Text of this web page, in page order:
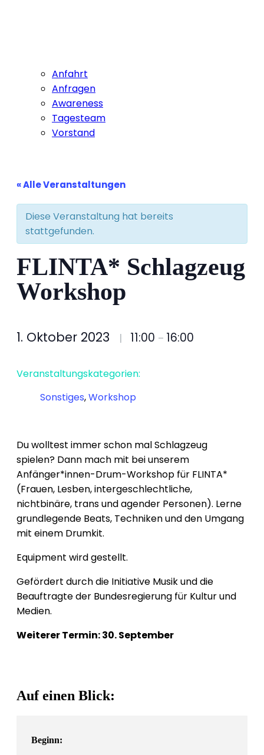
Anfahrt
Anfragen
Awareness
Tagesteam
Vorstand
« Alle Veranstaltungen
Diese Veranstaltung hat bereits
stattgefunden.
FLINTA* Schlagzeug
Workshop
1. Oktober 2023 11:00 – 16:00
Veranstaltungskategorien:
Sonstiges,Workshop
Du wolltest immer schon mal Schlagzeug
spielen? Dann mach mit bei unserem
Anfänger*innen-Drum-Workshop für FLINTA*
(Frauen, Lesben, intergeschlechtliche,
nichtbinäre, trans und agender Personen). Lerne
grundlegende Beats, Techniken und den Umgang
mit einem Drumkit.
Equipment wird gestellt.
Gefördert durch die Initiative Musik und die
Beauftragte der Bundesregierung für Kultur und
Medien.
Weiterer Termin: 30. September
Auf einen Blick:
Beginn: